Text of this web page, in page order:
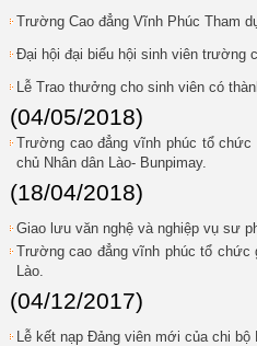
Trường Cao đẳng Vĩnh Phúc Tham
Đại hội đại biểu hội sinh viên trường
Lễ Trao thưởng cho sinh viên có
(04/05/2018)
Trường cao đẳng vĩnh phúc tổ
chủ Nhân dân Lào- Bunpimay.
(18/04/2018)
Giao lưu văn nghệ và nghiệp vụ sư
Trường cao đẳng vĩnh phúc tổ chức
Lào.
(04/12/2017)
Lễ kết nạp Đảng viên mới của chi